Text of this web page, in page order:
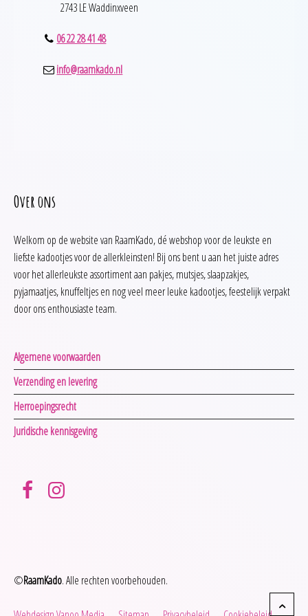
2743 LE Waddinxveen
06 22 28 41 48
info@raamkado.nl
Over ons
Welkom op de website van RaamKado, dé webshop voor de leukste en
liefste kadootjes voor de allerkleinsten! Bij ons bent u aan het juiste adres
voor het allerleukste assortiment aan pakjes, mutsjes, slaapzakjes,
pyjamaatjes, knuffeltjes en nog veel meer leuke kadootjes, feestelijk verpakt
door ons enthousiaste team.
Algemene voorwaarden
Verzending en levering
Herroepingsrecht
Juridische kennisgeving
©RaamKado. Alle rechten voorbehouden.